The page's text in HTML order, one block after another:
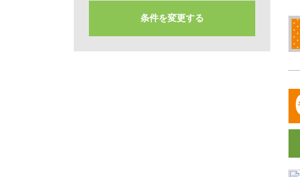
条件を変更する